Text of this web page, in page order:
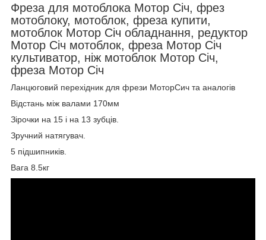
Фреза для мотоблока Мотор Січ, фрез
мотоблоку, мотоблок, фреза купити,
мотоблок Мотор Січ обладнання, редуктор
Мотор Січ мотоблок, фреза Мотор Січ
культиватор, ніж мотоблок Мотор Січ,
фреза Мотор Січ
Ланцюговий перехідник для фрези МоторСич та аналогів
Відстань між валами 170мм
Зірочки на 15 і на 13 зубців.
Зручний натягувач.
5 підшипників.
Вага 8.5кг